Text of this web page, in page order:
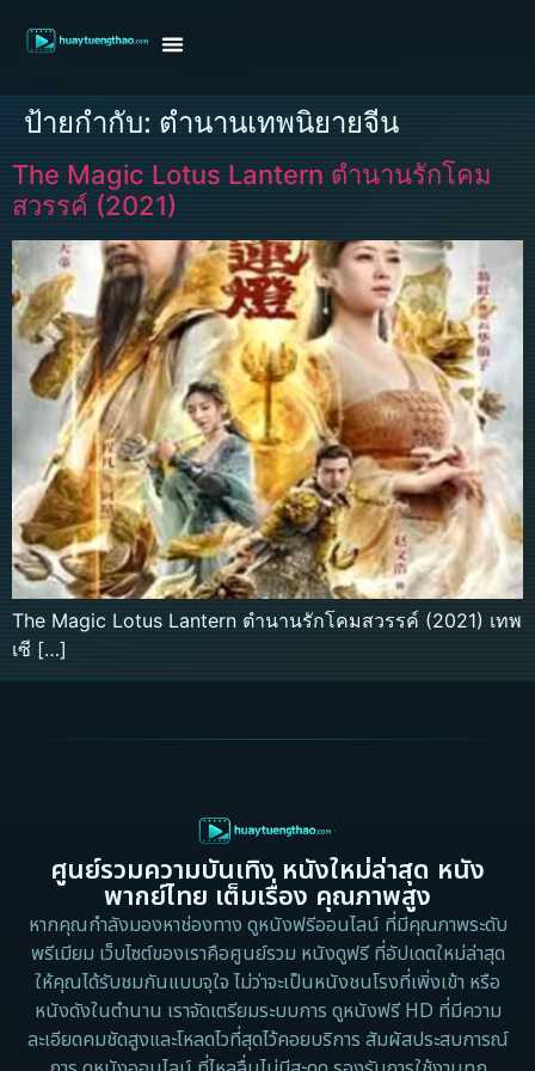
ป้ายกำกับ: ตำนานเทพนิยายจีน
The Magic Lotus Lantern ตำนานรักโคม
สวรรค์ (2021)
The Magic Lotus Lantern ตำนานรักโคมสวรรค์ (2021) เทพ
เซี […]
ศูนย์รวมความบันเทิง หนังใหม่ล่าสุด หนัง
พากย์ไทย เต็มเรื่อง คุณภาพสูง
หากคุณกำลังมองหาช่องทาง ดูหนังฟรีออนไลน์ ที่มีคุณภาพระดับ
พรีเมียม เว็บไซต์ของเราคือศูนย์รวม หนังดูฟรี ที่อัปเดตใหม่ล่าสุด
ให้คุณได้รับชมกันแบบจุใจ ไม่ว่าจะเป็นหนังชนโรงที่เพิ่งเข้า หรือ
หนังดังในตำนาน เราจัดเตรียมระบบการ ดูหนังฟรี HD ที่มีความ
ละเอียดคมชัดสูงและโหลดไวที่สุดไว้คอยบริการ สัมผัสประสบการณ์